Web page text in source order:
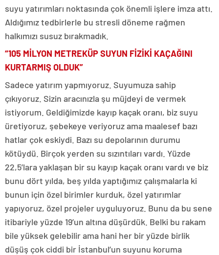
suyu yatırımları noktasında çok önemli işlere imza attı.
Aldığımız tedbirlerle bu stresli döneme rağmen
halkımızı susuz bırakmadık.
“105 MİLYON METREKÜP SUYUN FİZİKİ KAÇAĞINI
KURTARMIŞ OLDUK”
Sadece yatırım yapmıyoruz. Suyumuza sahip
çıkıyoruz. Sizin aracınızla şu müjdeyi de vermek
istiyorum. Geldiğimizde kayıp kaçak oranı, biz suyu
üretiyoruz, şebekeye veriyoruz ama maalesef bazı
hatlar çok eskiydi. Bazı su depolarının durumu
kötüydü. Birçok yerden su sızıntıları vardı. Yüzde
22,5’lara yaklaşan bir su kayıp kaçak oranı vardı ve biz
bunu dört yılda, beş yılda yaptığımız çalışmalarla ki
bunun için özel birimler kurduk, özel yatırımlar
yapıyoruz, özel projeler uyguluyoruz. Bunu da bu sene
itibariyle yüzde 19’un altına düşürdük. Belki bu rakam
bile yüksek gelebilir ama hani her bir yüzde birlik
düşüş çok ciddi bir İstanbul’un suyunu koruma